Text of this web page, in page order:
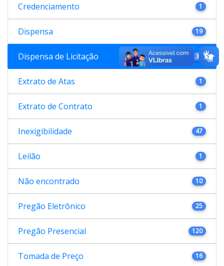
Credenciamento 1
Dispensa 19
Dispensa de Licitação 38
Extrato de Atas 1
Extrato de Contrato 1
Inexigibilidade 47
Leilão 1
Não encontrado 10
Pregão Eletrônico 25
Pregão Presencial 120
Tomada de Preço 16